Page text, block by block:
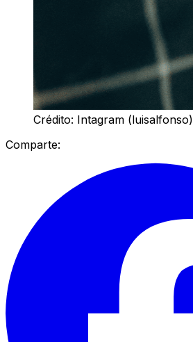
Crédito: Intagram (luisalfonso)
Comparte: